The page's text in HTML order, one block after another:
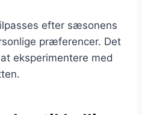
efter sæsonens
præferencer. Det
eksperimentere med